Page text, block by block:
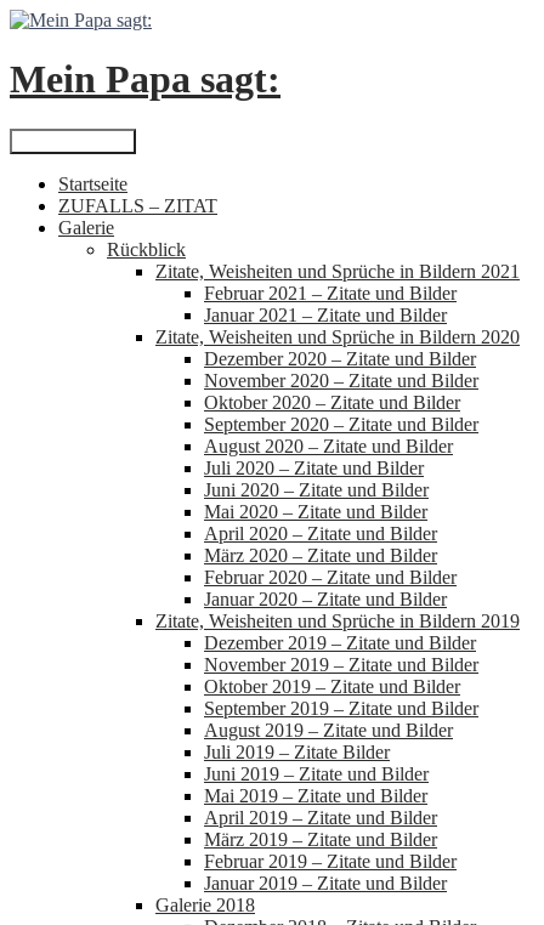
Zum
springen
Mein Papa sagt:
Suchen
Startseite
ZUFALLS – ZITAT
Galerie
Rückblick
Zitate, Weisheiten und Sprüche in Bildern 2021
Februar 2021 – Zitate und Bilder
Januar 2021 – Zitate und Bilder
Zitate, Weisheiten und Sprüche in Bildern 2020
Dezember 2020 – Zitate und Bilder
November 2020 – Zitate und Bilder
Oktober 2020 – Zitate und Bilder
September 2020 – Zitate und Bilder
August 2020 – Zitate und Bilder
Juli 2020 – Zitate und Bilder
Juni 2020 – Zitate und Bilder
Mai 2020 – Zitate und Bilder
April 2020 – Zitate und Bilder
März 2020 – Zitate und Bilder
Februar 2020 – Zitate und Bilder
Januar 2020 – Zitate und Bilder
Zitate, Weisheiten und Sprüche in Bildern 2019
Dezember 2019 – Zitate und Bilder
November 2019 – Zitate und Bilder
Oktober 2019 – Zitate und Bilder
September 2019 – Zitate und Bilder
August 2019 – Zitate und Bilder
Juli 2019 – Zitate Bilder
Juni 2019 – Zitate und Bilder
Mai 2019 – Zitate und Bilder
April 2019 – Zitate und Bilder
März 2019 – Zitate und Bilder
Februar 2019 – Zitate und Bilder
Januar 2019 – Zitate und Bilder
Galerie 2018